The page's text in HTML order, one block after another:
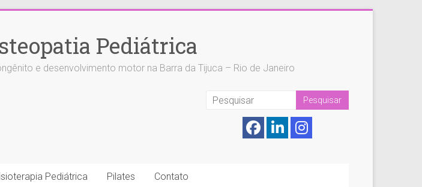
Pediátrica
e desenvolvimento motor na Barra da Tijuca – Rio de Janeiro
Pediátrica Pilates Contato